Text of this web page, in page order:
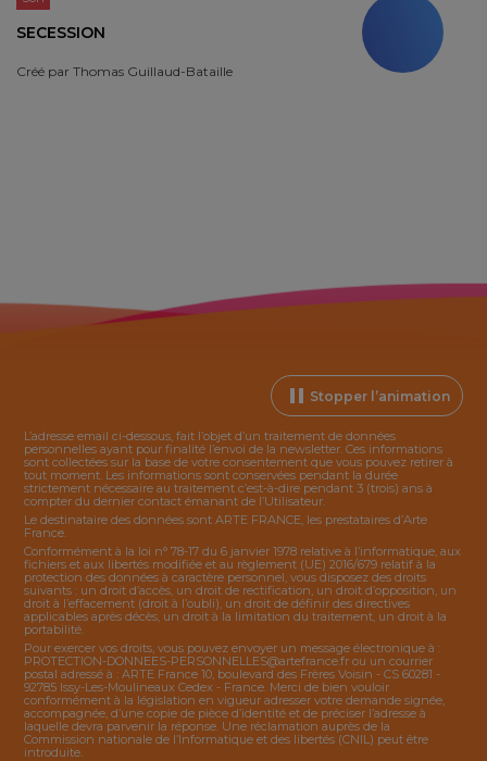
SECESSION
Créé par Thomas Guillaud-Bataille
Stopper l’animation
L’adresse email ci-dessous, fait l’objet d’un traitement de données
personnelles ayant pour finalité l’envoi de la newsletter. Ces informations
sont collectées sur la base de votre consentement que vous pouvez retirer à
tout moment. Les informations sont conservées pendant la durée
strictement nécessaire au traitement c’est-à-dire pendant 3 (trois) ans à
compter du dernier contact émanant de l’Utilisateur.
Le destinataire des données sont ARTE FRANCE, les prestataires d’Arte
France.
Conformément à la loi n° 78-17 du 6 janvier 1978 relative à l’informatique, aux
fichiers et aux libertés modifiée et au règlement (UE) 2016/679 relatif à la
protection des données à caractère personnel, vous disposez des droits
suivants : un droit d’accès, un droit de rectification, un droit d’opposition, un
droit à l’effacement (droit à l’oubli), un droit de définir des directives
applicables après décès, un droit à la limitation du traitement, un droit à la
portabilité.
Pour exercer vos droits, vous pouvez envoyer un message électronique à :
PROTECTION-DONNEES-PERSONNELLES@artefrance.fr ou un courrier
postal adressé à : ARTE France 10, boulevard des Frères Voisin - CS 60281 -
92785 Issy-Les-Moulineaux Cedex - France. Merci de bien vouloir
conformément à la législation en vigueur adresser votre demande signée,
accompagnée, d’une copie de pièce d’identité et de préciser l’adresse à
laquelle devra parvenir la réponse. Une réclamation auprès de la
Commission nationale de l’Informatique et des libertés (CNIL) peut être
introduite.